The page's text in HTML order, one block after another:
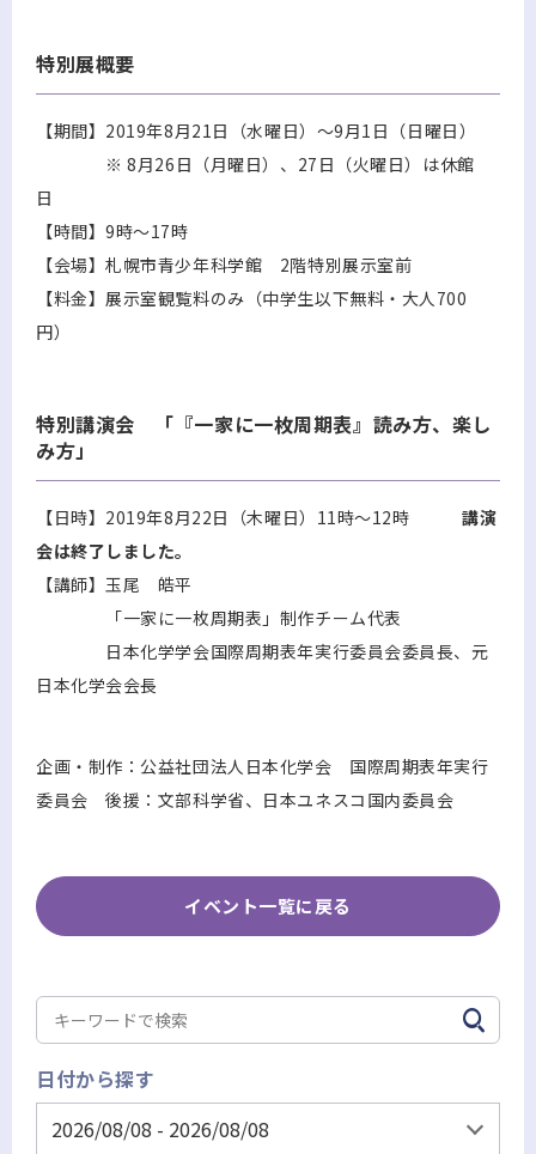
特別展概要
【期間】2019年8月21日（水曜日）～9月1日（日曜日）
※ 8月26日（月曜日）、27日（火曜日）は休館
日
【時間】9時～17時
【会場】札幌市青少年科学館 2階特別展示室前
【料金】展示室観覧料のみ（中学生以下無料・大人700
円）
特別講演会 「『一家に一枚周期表』読み方、楽し
み方」
【日時】2019年8月22日（木曜日）11時～12時
講演
会は終了しました。
【講師】玉尾 皓平
「一家に一枚周期表」制作チーム代表
日本化学学会国際周期表年実行委員会委員長、元
日本化学会会長
企画・制作：公益社団法人日本化学会 国際周期表年実行
委員会 後援：文部科学省、日本ユネスコ国内委員会
イベント一覧に戻る
日付から探す